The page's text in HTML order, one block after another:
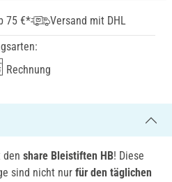
75 €*
Versand mit DHL
Rechnung
den share Bleistiften HB! Diese
sind nicht nur für den täglichen